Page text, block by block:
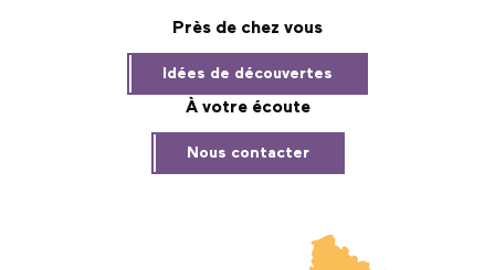
Près de chez vous
Idées de découvertes
À votre écoute
Nous contacter